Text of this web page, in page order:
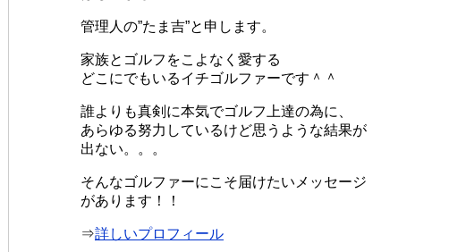
管理人の”たま吉”と申します。
家族とゴルフをこよなく愛する
どこにでもいるイチゴルファーです＾＾
誰よりも真剣に本気でゴルフ上達の為に、
あらゆる努力しているけど思うような結果が
出ない。。。
そんなゴルファーにこそ届けたいメッセージ
があります！！
⇒詳しいプロフィール